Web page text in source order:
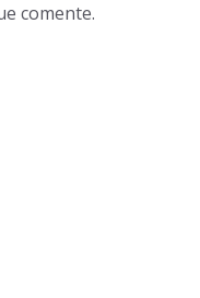
comente.